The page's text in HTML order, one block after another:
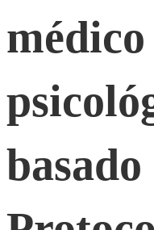
peritajes
médico
–
médico
basado